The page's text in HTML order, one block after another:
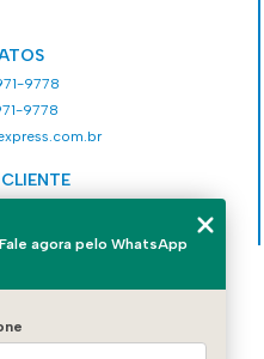
9778
9778
SOMOS
agora pelo WhatsApp